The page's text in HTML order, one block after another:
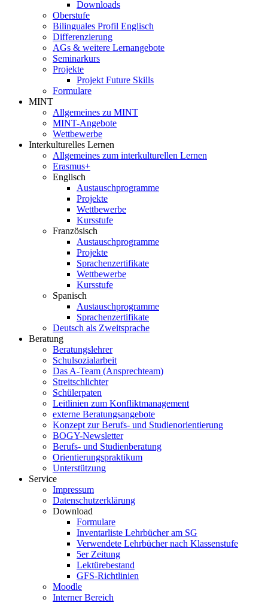
Downloads
Oberstufe
Bilinguales Profil Englisch
Differenzierung
AGs & weitere Lernangebote
Seminarkurs
Projekte
Projekt Future Skills
Formulare
MINT
Allgemeines zu MINT
MINT-Angebote
Wettbewerbe
Interkulturelles Lernen
Allgemeines zum interkulturellen Lernen
Erasmus+
Englisch
Austauschprogramme
Projekte
Wettbewerbe
Kursstufe
Französisch
Austauschprogramme
Projekte
Sprachenzertifikate
Wettbewerbe
Kursstufe
Spanisch
Austauschprogramme
Sprachenzertifikate
Deutsch als Zweitsprache
Beratung
Beratungslehrer
Schulsozialarbeit
Das A-Team (Ansprechteam)
Streitschlichter
Schülerpaten
Leitlinien zum Konfliktmanagement
externe Beratungsangebote
Konzept zur Berufs- und Studienorientierung
BOGY-Newsletter
Berufs- und Studienberatung
Orientierungspraktikum
Unterstützung
Service
Impressum
Datenschutzerklärung
Download
Formulare
Inventarliste Lehrbücher am SG
Verwendete Lehrbücher nach Klassenstufe
5er Zeitung
Lektürebestand
GFS-Richtlinien
Moodle
Interner Bereich